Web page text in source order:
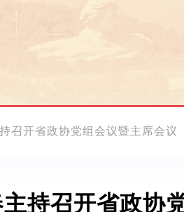
召开省政协党组会议暨主席会议
持召开省政协